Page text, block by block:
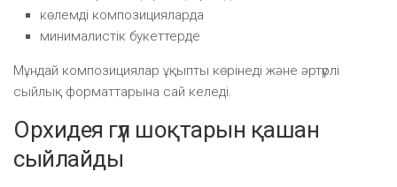
көлемді композицияларда
минималистік букеттерде
Мұндай композициялар ұқыпты көрінеді және әртүрлі
сыйлық форматтарына сай келеді.
Орхидея гүл шоқтарын қашан
сыйлайды